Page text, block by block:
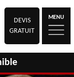
DEVIS
GRATUIT
MENU